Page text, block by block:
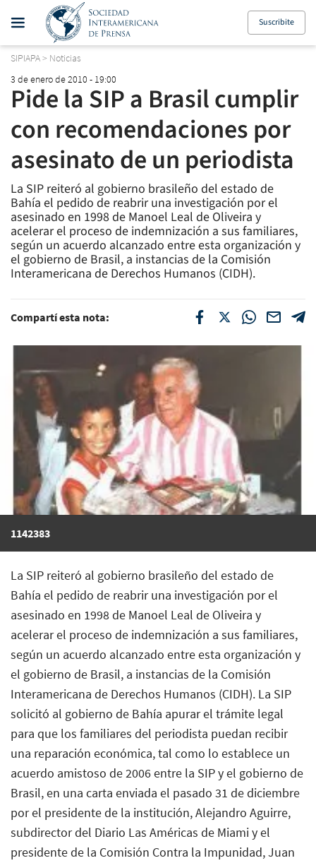
Suscribite
SIPIAPA> Noticias
3 de enero de 2010 - 19:00
Pide la SIP a Brasil cumplir
con recomendaciones por
asesinato de un periodista
La SIP reiteró al gobierno brasileño del estado de
Bahía el pedido de reabrir una investigación por el
asesinado en 1998 de Manoel Leal de Oliveira y
acelerar el proceso de indemnización a sus familiares,
según un acuerdo alcanzado entre esta organización y
el gobierno de Brasil, a instancias de la Comisión
Interamericana de Derechos Humanos (CIDH).
Compartí esta nota:
1142383
La SIP reiteró al gobierno brasileño del estado de
Bahía el pedido de reabrir una investigación por el
asesinado en 1998 de Manoel Leal de Oliveira y
acelerar el proceso de indemnización a sus familiares,
según un acuerdo alcanzado entre esta organización y
el gobierno de Brasil, a instancias de la Comisión
Interamericana de Derechos Humanos (CIDH). La SIP
solicitó al gobierno de Bahía apurar el trámite legal
para que los familiares del periodista puedan recibir
una reparación económica, tal como lo establece un
acuerdo amistoso de 2006 entre la SIP y el gobierno de
Brasil, en una carta enviada el pasado 31 de diciembre
por el presidente de la institución, Alejandro Aguirre,
subdirector del Diario Las Américas de Miami y el
presidente de la Comisión Contra la Impunidad, Juan